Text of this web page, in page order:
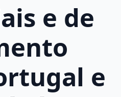
e de
e